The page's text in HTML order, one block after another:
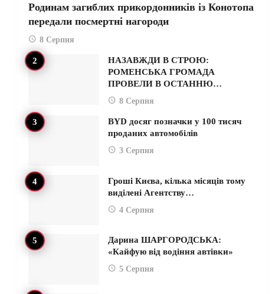
Родинам загиблих прикордонників із Конотопа
передали посмертні нагороди
8 Серпня
НАЗАВЖДИ В СТРОЮ:
РОМЕНСЬКА ГРОМАДА
ПРОВЕЛИ В ОСТАННЮ…
8 Серпня
BYD досяг позначки у 100 тисяч
проданих автомобілів
3 Серпня
Гроші Києва, кілька місяців тому
виділені Агентству…
4 Серпня
Дарина ШАРГОРОДСЬКА:
«Кайфую від водіння автівки»
5 Серпня